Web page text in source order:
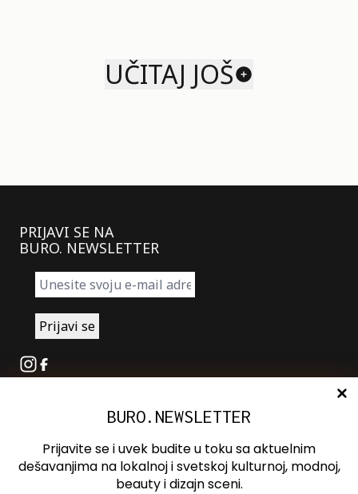
UČITAJ JOŠ
PRIJAVI SE NA
BURO. NEWSLETTER
Instagram
Facebook
Oglašavanje
Kontakt
BURO.NEWSLETTER
Prijavite se i uvek budite u toku sa aktuelnim
dešavanjima na lokalnoj i svetskoj kulturnoj, modnoj,
beauty i dizajn sceni.